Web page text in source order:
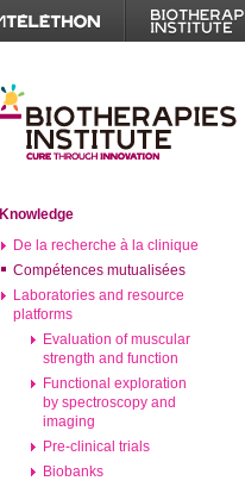
Knowledge
De la recherche à la clinique
Compétences mutualisées
Laboratories and resource
platforms
Evaluation of muscular
strength and function
Functional exploration
by spectroscopy and
imaging
Pre-clinical trials
Biobanks